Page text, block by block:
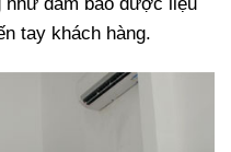
tay khách hàng.